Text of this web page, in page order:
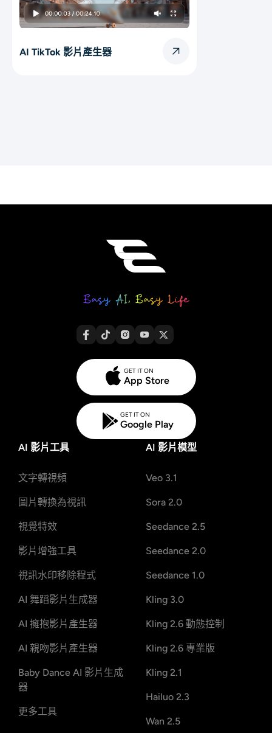
AI TikTok 影片產生器
GET IT ON
App Store
GET IT ON
Google Play
AI 影片工具
文字轉視頻
圖片轉換為視訊
視覺特效
影片增強工具
視訊水印移除程式
AI 舞蹈影片生成器
AI 擁抱影片產生器
AI 親吻影片產生器
Baby Dance AI 影片生成
器
更多工具
AI 影片模型
Veo 3.1
Sora 2.0
Seedance 2.5
Seedance 2.0
Seedance 1.0
Kling 3.0
Kling 2.6 動態控制
Kling 2.6 專業版
Kling 2.1
Hailuo 2.3
Wan 2.5